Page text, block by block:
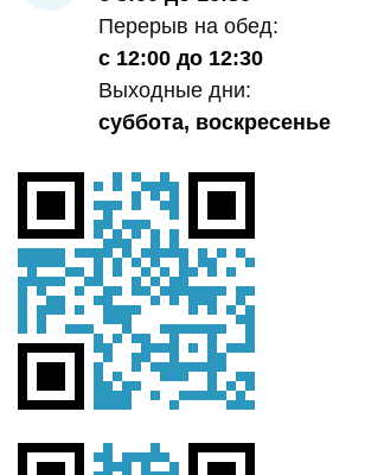
Перерыв на обед:
с 12:00 до 12:30
Выходные дни:
суббота, воскресенье